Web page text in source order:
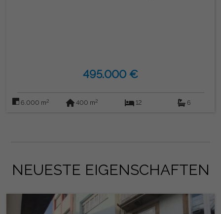
495.000 €
6.000 m2 400 m2 12 6
NEUESTE EIGENSCHAFTEN